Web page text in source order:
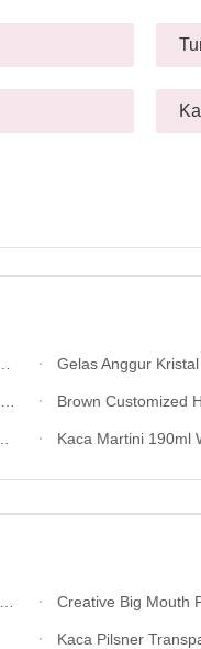
Gelas Anggur Kristal Tiup Tangan Dengan Dasar
Brown Customized Hand Blown Half Confetti
Kaca Martini 190ml Warna Semprotan Khusus
Creative Big Mouth Pub
Kaca Pilsner